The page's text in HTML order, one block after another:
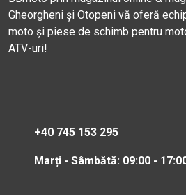
Gheorgheni și Otopeni vă oferă
moto și piese de schimb pentru
ATV-uri!
+40 745 153 295
Marți - Sâmbătă: 09:00 -